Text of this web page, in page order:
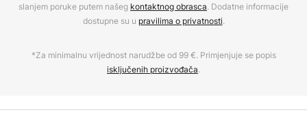
slanjem poruke putem našeg kontaktnog obrasca. Dodatne informacije
dostupne su u pravilima o privatnosti.
*Za minimalnu vrijednost narudžbe od 99 €. Primjenjuje se popis
isključenih proizvođača.